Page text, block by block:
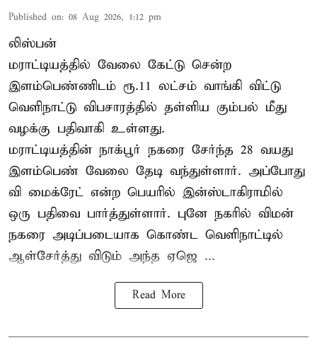
Published on: 08 Aug 2026, 1:12 pm
லிஸ்பன்
மராட்டியத்தில் வேலை கேட்டு சென்ற
இளம்பெண்ணிடம் ரூ.11 லட்சம் வாங்கி விட்டு
வெளிநாட்டு விபசாரத்தில் தள்ளிய கும்பல் மீது
வழக்கு பதிவாகி உள்ளது.
மராட்டியத்தின் நாக்பூர் நகரை சேர்ந்த 28 வயது
இளம்பெண் வேலை தேடி வந்துள்ளார். அப்போது
வி மைக்ரேட் என்ற பெயரில் இன்ஸ்டாகிராமில்
ஒரு பதிவை பார்த்துள்ளார். புனே நகரில் விமன்
நகரை அடிப்படையாக கொண்ட வெளிநாட்டில்
ஆள்சேர்த்து விடும் அந்த ஏஜெ ...
Read More